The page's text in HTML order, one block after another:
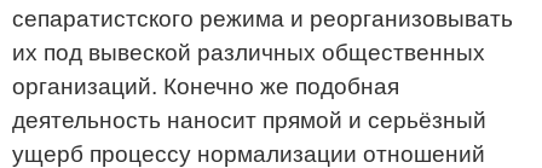
сепаратистского режима и реорганизовывать
их под вывеской различных общественных
организаций. Конечно же подобная
деятельность наносит прямой и серьёзный
ущерб процессу нормализации отношений